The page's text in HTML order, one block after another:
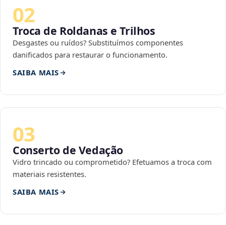
02
Troca de Roldanas e Trilhos
Desgastes ou ruídos? Substituímos componentes
danificados para restaurar o funcionamento.
SAIBA MAIS
03
Conserto de Vedação
Vidro trincado ou comprometido? Efetuamos a troca com
materiais resistentes.
SAIBA MAIS